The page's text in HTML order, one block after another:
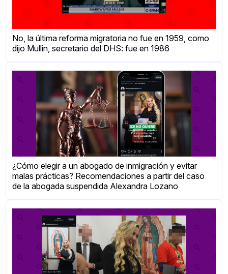
No, la última reforma migratoria no fue en 1959, como
dijo Mullin, secretario del DHS: fue en 1986
¿Cómo elegir a un abogado de inmigración y evitar
malas prácticas? Recomendaciones a partir del caso
de la abogada suspendida Alexandra Lozano